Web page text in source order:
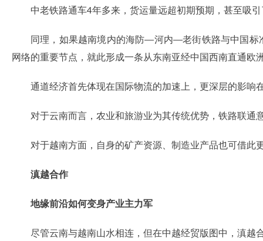
中老铁路通车4年多来，货运量远超初期预期，甚至吸
同理，如果越南境内的海防—河内—老街铁路与中国标
网络的重要节点，就此形成一条从东南亚经中国西南直通欧
通道经济首先体现在国际物流的加速上，更深层的影响
对于云南而言，农业和旅游业为其传统优势，铁路联
对于越南方面，自身的矿产资源、制造业产品也可借此
滇越合作
地缘前沿如何变身产业主力军
尽管云南与越南山水相连，但在中越经贸版图中，滇